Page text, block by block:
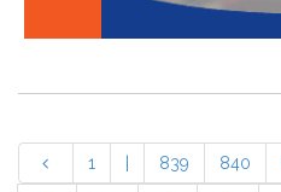
1 839 840